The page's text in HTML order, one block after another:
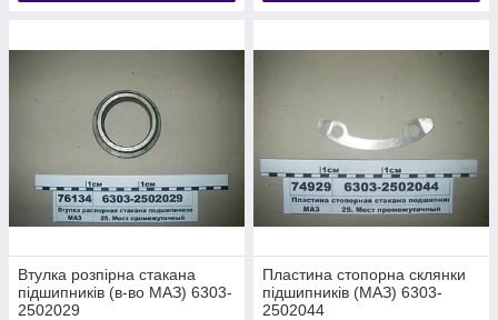
Втулка розпірна стакана
підшипників (в-во МАЗ) 6303-
2502029
Пластина стопорна склянки
підшипників (МАЗ) 6303-
2502044